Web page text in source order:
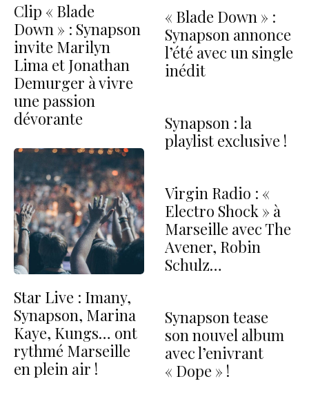
Clip « Blade
Down » : Synapson
invite Marilyn
Lima et Jonathan
Demurger à vivre
une passion
dévorante
Star Live : Imany,
Synapson, Marina
Kaye, Kungs… ont
rythmé Marseille
en plein air !
« Blade Down » :
Synapson annonce
l’été avec un single
inédit
Synapson : la
playlist exclusive !
Virgin Radio : «
Electro Shock » à
Marseille avec The
Avener, Robin
Schulz…
Synapson tease
son nouvel album
avec l’enivrant
« Dope » !